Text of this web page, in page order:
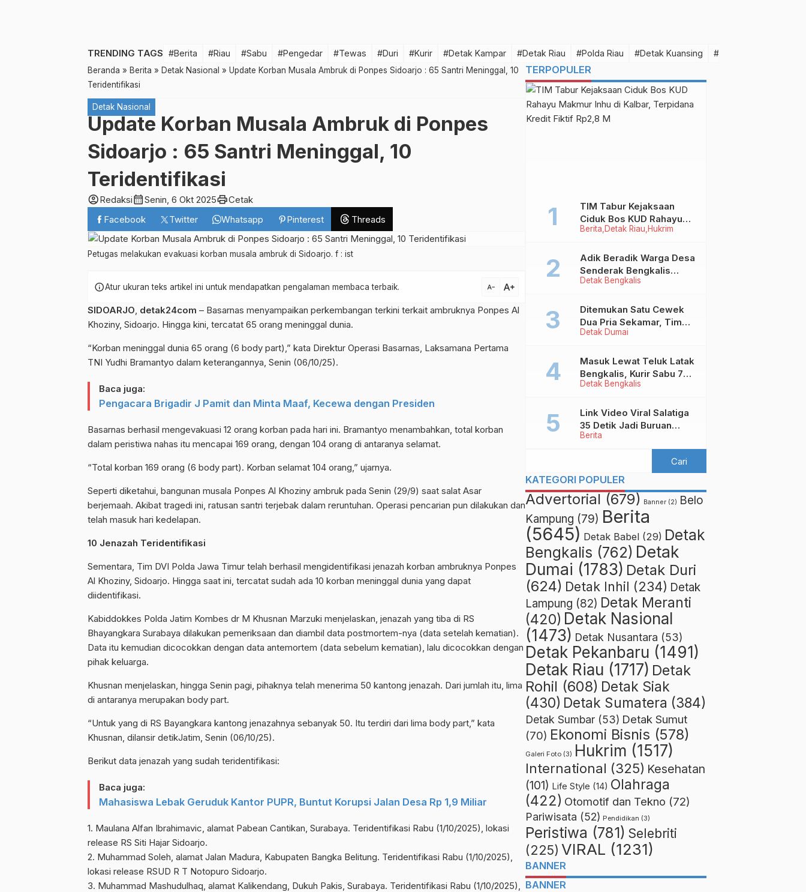
TRENDING TAGS #Berita #Riau #Sabu #Pengedar #Tewas #Duri #Kurir #Detak Kampar #Detak Riau #Polda Riau #Detak Kuansing #Detak Pelalawan
Beranda » Berita » Detak Nasional » Update Korban Musala Ambruk di Ponpes Sidoarjo : 65 Santri Meninggal, 10
Teridentifikasi
Detak Nasional
Update Korban Musala Ambruk di Ponpes
Sidoarjo : 65 Santri Meninggal, 10
Teridentifikasi
account_circleRedaksicalendar_monthSenin, 6 Okt 2025printCetak
Facebook
Twitter Whatsapp Pinterest Threads
Petugas melakukan evakuasi korban musala ambruk di Sidoarjo. f : ist
infoAtur ukuran teks artikel ini untuk mendapatkan pengalaman membaca terbaik. text_decrease text_increase
SIDOARJO, detak24com – Basarnas menyampaikan perkembangan terkini terkait ambruknya Ponpes Al
Khoziny, Sidoarjo. Hingga kini, tercatat 65 orang meninggal dunia.
“Korban meninggal dunia 65 orang (6 body part),” kata Direktur Operasi Basarnas, Laksamana Pertama
TNI Yudhi Bramantyo dalam keterangannya, Senin (06/10/25).
Baca juga:
Pengacara Brigadir J Pamit dan Minta Maaf, Kecewa dengan Presiden
Basarnas berhasil mengevakuasi 12 orang korban pada hari ini. Bramantyo menambahkan, total korban
dalam peristiwa nahas itu mencapai 169 orang, dengan 104 orang di antaranya selamat.
“Total korban 169 orang (6 body part). Korban selamat 104 orang,” ujarnya.
Seperti diketahui, bangunan musala Ponpes Al Khoziny ambruk pada Senin (29/9) saat salat Asar
berjemaah. Akibat tragedi ini, ratusan santri terjebak dalam reruntuhan. Operasi pencarian pun dilakukan dan
telah masuk hari kedelapan.
10 Jenazah Teridentifikasi
Sementara, Tim DVI Polda Jawa Timur telah berhasil mengidentifikasi jenazah korban ambruknya Ponpes
Al Khoziny, Sidoarjo. Hingga saat ini, tercatat sudah ada 10 korban meninggal dunia yang dapat
diidentifikasi.
Kabiddokkes Polda Jatim Kombes dr M Khusnan Marzuki menjelaskan, jenazah yang tiba di RS
Bhayangkara Surabaya dilakukan pemeriksaan dan diambil data postmortem-nya (data setelah kematian).
Data itu kemudian dicocokkan dengan data antemortem (data sebelum kematian), lalu dicocokkan dengan
pihak keluarga.
Khusnan menjelaskan, hingga Senin pagi, pihaknya telah menerima 50 kantong jenazah. Dari jumlah itu, lima
di antaranya merupakan body part.
“Untuk yang di RS Bayangkara kantong jenazahnya sebanyak 50. Itu terdiri dari lima body part,” kata
Khusnan, dilansir detikJatim, Senin (06/10/25).
Berikut data jenazah yang sudah teridentifikasi:
Baca juga:
Mahasiswa Lebak Geruduk Kantor PUPR, Buntut Korupsi Jalan Desa Rp 1,9 Miliar
1. Maulana Alfan Ibrahimavic, alamat Pabean Cantikan, Surabaya. Teridentifikasi Rabu (1/10/2025), lokasi
release RS Siti Hajar Sidoarjo.
2. Muhammad Soleh, alamat Jalan Madura, Kabupaten Bangka Belitung. Teridentifikasi Rabu (1/10/2025),
lokasi release RSUD R T Notopuro Sidoarjo.
3. Muhammad Mashudulhaq, alamat Kalikendang, Dukuh Pakis, Surabaya. Teridentifikasi Rabu (1/10/2025),
TERPOPULER
Berita Detak Riau Hukrim
TIM Tabur Kejaksaan
Ciduk Bos KUD Rahayu
Makmur Inhu di Kalbar,
Rp2,8 M
Detak Bengkalis
Adik Beradik Warga Desa
Senderak Bengkalis
‘Ditendang’ ke Malaysia,
Detak Dumai
Ditemukan Satu Cewek
Dua Pria Sekamar, Tim
Yustisi Dumai Garuk
Mesum
Detak Bengkalis
Masuk Lewat Teluk Latak
Bengkalis, Kurir Sabu 7
Kilo Diringkus di
Berita
Link Video Viral Salatiga
35 Detik Jadi Buruan
Netizen
KATEGORI POPULER
Advertorial (679) Banner (2) Belo
Kampung (79) Berita
(5645) Detak Babel (29) Detak
Bengkalis (762) Detak
Dumai (1783) Detak Duri
(624) Detak Inhil (234) Detak
Lampung (82) Detak Meranti
(420) Detak Nasional
(1473) Detak Nusantara (53)
Detak Pekanbaru (1491)
Detak Riau (1717) Detak
Rohil (608) Detak Siak
(430) Detak Sumatera (384)
Detak Sumbar (53) Detak Sumut
(70) Ekonomi Bisnis (578)
Galeri Foto (3) Hukrim (1517)
International (325) Kesehatan
(101) Life Style (14) Olahraga
(422) Otomotif dan Tekno (72)
Pariwisata (52) Pendidikan (3)
Peristiwa (781) Selebriti
(225) VIRAL (1231)
BANNER
BANNER